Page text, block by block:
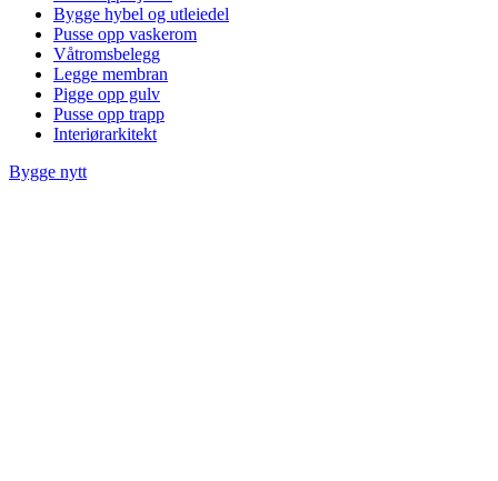
Bygge hybel og utleiedel
Pusse opp vaskerom
Våtromsbelegg
Legge membran
Pigge opp gulv
Pusse opp trapp
Interiørarkitekt
Bygge nytt